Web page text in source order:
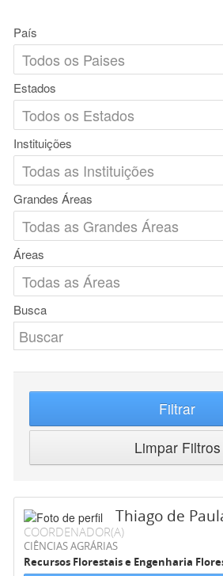
País
Estados
Instituições
Grandes Áreas
Áreas
Busca
Filtrar
Limpar Filtros
Thiago de
COORDENADOR(A)
CIÊNCIAS AGRÁRIAS
Recursos Florestais e Engenharia